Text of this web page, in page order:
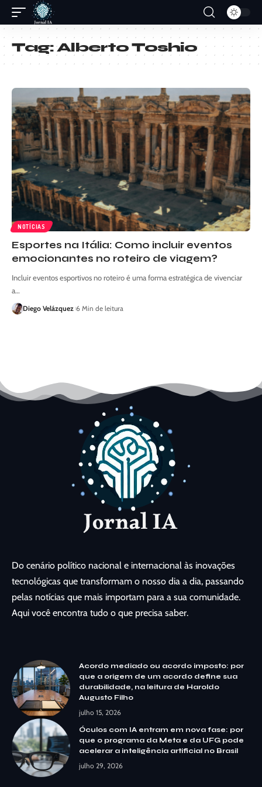
Tag:Alberto Toshio
NOTÍCIAS
Esportes na Itália: Como incluir eventos
emocionantes no roteiro de viagem?
Incluir eventos esportivos no roteiro é uma forma estratégica de vivenciar
a…
Diego Velázquez 6 Min de leitura
Do cenário político nacional e internacional às inovações
tecnológicas que transformam o nosso dia a dia, passando
pelas notícias que mais importam para a sua comunidade.
Aqui você encontra tudo o que precisa saber.
Acordo mediado ou acordo imposto: por
que a origem de um acordo define sua
durabilidade, na leitura de Haroldo
Augusto Filho
julho 15, 2026
Óculos com IA entram em nova fase: por
que o programa da Meta e da UFG pode
acelerar a inteligência artificial no Brasil
julho 29, 2026